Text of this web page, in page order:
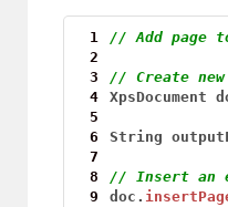
1
// Add page
2
3
// Create new
4
XpsDocument
5
6
String
7
8
// Insert an
9
doc.